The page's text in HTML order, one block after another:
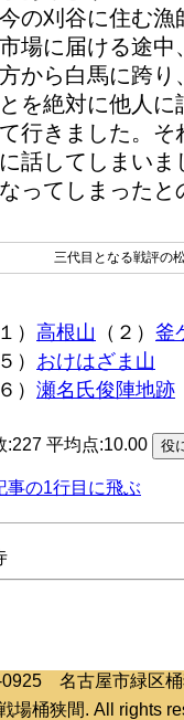
の刈谷に住む漁
場に届ける途中
から白馬に跨り
を絶対に他人
行きました。
話してしまい
ってしまった
三代目となる戦評の
） 高根山 （２） 釜
） おけはざま山
） 瀬名氏俊陣地跡
:227 平均点:10.00
事の1行目に飛ぶ
0925 名古屋市緑区
場桶狭間. All rights